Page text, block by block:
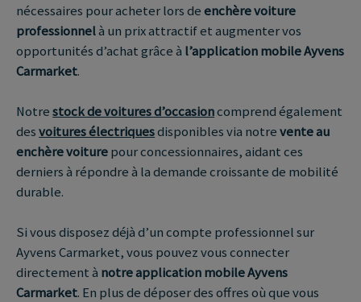
nécessaires pour acheter lors deenchère voiture
professionnelà un prix attractif et augmenter vos
opportunités d’achat grâce à l’application mobile Ayvens
Carmarket.
Notrestock de voitures d’occasioncomprend également
desvoitures électriquesdisponibles via notrevente au
enchère voiturepour concessionnaires, aidant ces
derniers à répondre à la demande croissante de mobilité
durable.
Si vous disposez déjà d’un compte professionnel sur
Ayvens Carmarket, vous pouvez vous connecter
directement à notre application mobile Ayvens
Carmarket. En plus de déposer des offres où que vous